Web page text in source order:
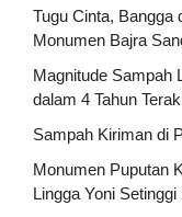
Tugu Cinta, Bangga
Monumen Bajra
Magnitude Sampah
dalam 4 Tahun
Sampah Kiriman di
Monumen Puputan
Lingga Yoni